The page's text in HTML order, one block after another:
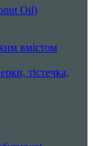
Oil)
вмістом
тістечка,